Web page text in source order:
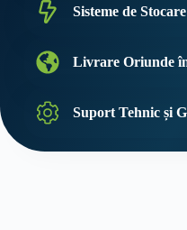
Sisteme de Stocare
Livrare Oriunde
Suport Tehnic și